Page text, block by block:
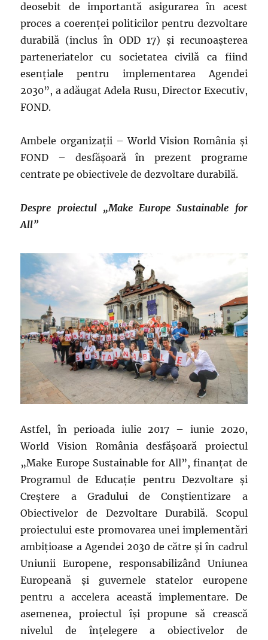
deosebit de importantă asigurarea în acest
proces a coerenței politicilor pentru dezvoltare
durabilă (inclus în ODD 17) și recunoașterea
parteneriatelor cu societatea civilă ca fiind
esențiale pentru implementarea Agendei
2030”, a adăugat Adela Rusu, Director Executiv,
FOND.
Ambele organizații – World Vision România și
FOND – desfășoară în prezent programe
centrate pe obiectivele de dezvoltare durabilă.
Despre proiectul „Make Europe Sustainable for
All”
Astfel, în perioada iulie 2017 – iunie 2020,
World Vision România desfășoară proiectul
„Make Europe Sustainable for All”, finanțat de
Programul de Educație pentru Dezvoltare și
Creștere a Gradului de Conștientizare a
Obiectivelor de Dezvoltare Durabilă. Scopul
proiectului este promovarea unei implementări
ambițioase a Agendei 2030 de către și în cadrul
Uniunii Europene, responsabilizând Uniunea
Europeană și guvernele statelor europene
pentru a accelera această implementare. De
asemenea, proiectul își propune să crească
nivelul de înțelegere a obiectivelor de